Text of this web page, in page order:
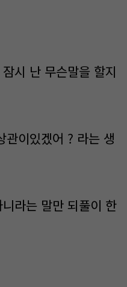
시 난 무슨말을 할지
관이있겠어 ? 라는 생
라는 말만 되풀이 한